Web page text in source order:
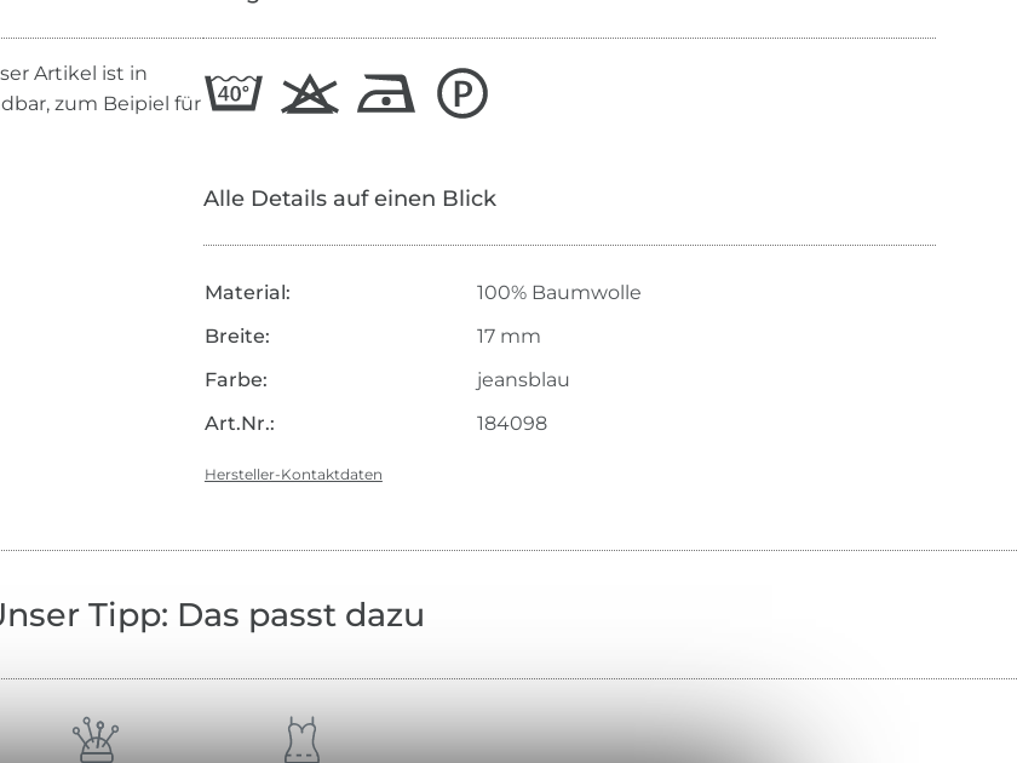
Artikel ist in
zum Beipiel für
Alle Details auf einen Blick
Material:
100% Baumwolle
Breite:
17 mm
Farbe:
jeansblau
Art.Nr.:
184098
Hersteller-Kontaktdaten
Tipp: Das passt dazu